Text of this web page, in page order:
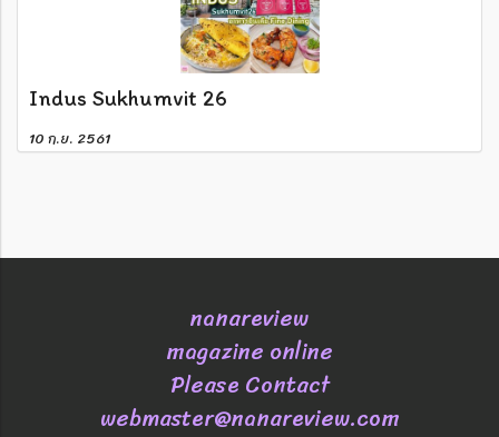
Indus Sukhumvit 26
10 ก.ย. 2561
nanareview
magazine online
Please Contact
webmaster@nanareview.com